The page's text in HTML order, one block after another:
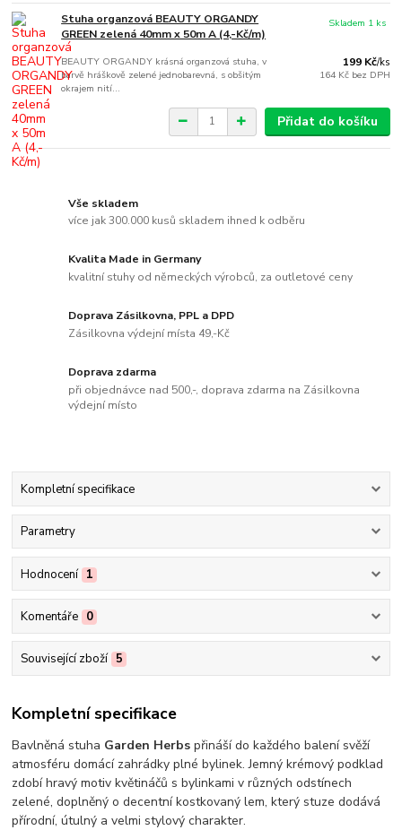
Stuha organzová BEAUTY ORGANDY
GREEN zelená 40mm x 50m A (4,-Kč/m)
BEAUTY ORGANDY krásná organzová stuha, v
barvě hráškově zelené jednobarevná, s obšitým
okrajem nití...
199 Kč/ks
164 Kč bez DPH
Skladem 1 ks
Přidat do košíku
Vše skladem
více jak 300.000 kusů skladem ihned k odběru
Kvalita Made in Germany
kvalitní stuhy od německých výrobců, za outletové ceny
Doprava Zásilkovna, PPL a DPD
Zásilkovna výdejní místa 49,-Kč
Doprava zdarma
při objednávce nad 500,-, doprava zdarma na Zásilkovna
výdejní místo
Kompletní specifikace
Parametry
Hodnocení 1
Komentáře 0
Související zboží 5
Kompletní specifikace
Bavlněná stuha Garden Herbs přináší do každého balení svěží
atmosféru domácí zahrádky plné bylinek. Jemný krémový podklad
zdobí hravý motiv květináčů s bylinkami v různých odstínech
zelené, doplněný o decentní kostkovaný lem, který stuze dodává
přírodní, útulný a velmi stylový charakter.